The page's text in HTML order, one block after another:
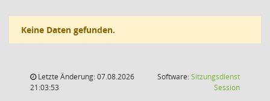
Keine Daten gefunden.
Letzte Änderung: 07.08.2026
21:03:53
Software:Sitzungsdienst
Session(Wird in